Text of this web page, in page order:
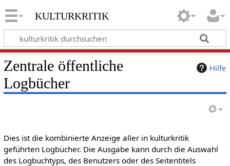
kulturkritik
Hilfe
Zentrale öffentliche
Logbücher
Dies ist die kombinierte Anzeige aller in kulturkritik
geführten Logbücher. Die Ausgabe kann durch die Auswahl
des Logbuchtyps, des Benutzers oder des Seitentitels